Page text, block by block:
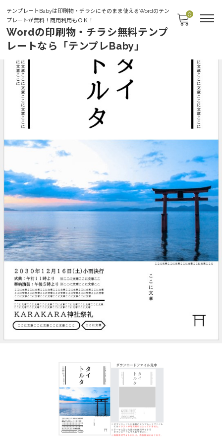
テンプレートBabyは印刷物・チラシにそのまま使えるWordのテン
プレートが無料！商用利用もＯＫ！
Wordの印刷物・チラシ無料テンプ
レートなら「テンプレBaby」
0